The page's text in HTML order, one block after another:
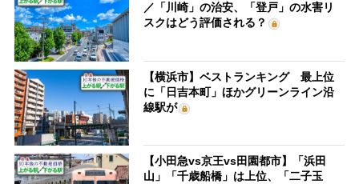
／「川崎」の治安、「登戸」の水害リ
スクはどう評価される？
【横浜市】ベストランキング 最上位
に「日吉本町」ほかグリーンライン沿
線駅が
【小田急vs京王vs田園都市】「浜田
山」「千歳船橋」は上位、「二子玉